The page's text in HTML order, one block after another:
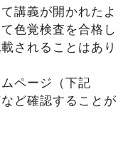
講義が開かれたよ
色覚検査を合格し
されることはあり
ページ（下記
ど確認することが